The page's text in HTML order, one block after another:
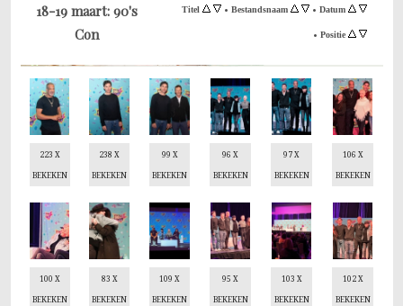
18-19 maart: 90's
Con
Titel • Bestandsnaam • Datum
• Positie
223 X
BEKEKEN
238 X
BEKEKEN
99 X
BEKEKEN
96 X
BEKEKEN
97 X
BEKEKEN
106 X
BEKEKEN
100 X
BEKEKEN
83 X
BEKEKEN
109 X
BEKEKEN
95 X
BEKEKEN
103 X
BEKEKEN
102 X
BEKEKEN